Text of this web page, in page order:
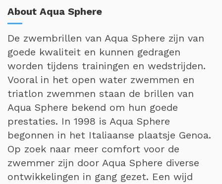
About Aqua Sphere
De zwembrillen van Aqua Sphere zijn van
goede kwaliteit en kunnen gedragen
worden tijdens trainingen en wedstrijden.
Vooral in het open water zwemmen en
triatlon zwemmen staan de brillen van
Aqua Sphere bekend om hun goede
prestaties. In 1998 is Aqua Sphere
begonnen in het Italiaanse plaatsje Genoa.
Op zoek naar meer comfort voor de
zwemmer zijn door Aqua Sphere diverse
ontwikkelingen in gang gezet. Een wijd